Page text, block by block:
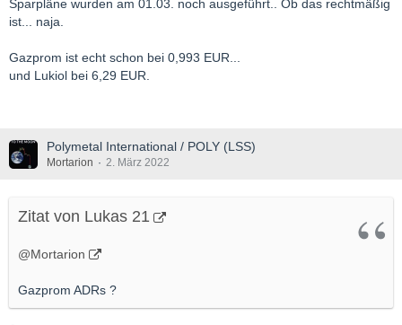
Sparpläne wurden am 01.03. noch ausgeführt.. Ob das rechtmäßig
ist... naja.
Gazprom ist echt schon bei 0,993 EUR...
und Lukiol bei 6,29 EUR.
Polymetal International / POLY (LSS)
Mortarion 2. März 2022
Zitat von Lukas 21
@Mortarion
Gazprom ADRs ?